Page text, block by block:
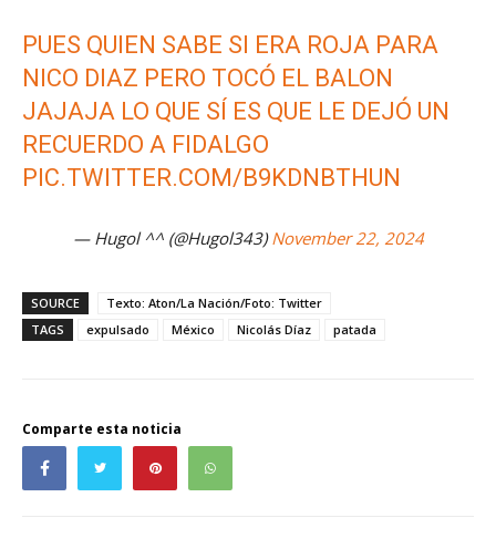
PUES QUIEN SABE SI ERA ROJA PARA
NICO DIAZ PERO TOCÓ EL BALON
JAJAJA LO QUE SÍ ES QUE LE DEJÓ UN
RECUERDO A FIDALGO
PIC.TWITTER.COM/B9KDNBTHUN
— Hugol ^^ (@Hugol343)November 22, 2024
SOURCE
Texto: Aton/La Nación/Foto: Twitter
TAGS
expulsado México Nicolás Díaz patada
Comparte esta noticia